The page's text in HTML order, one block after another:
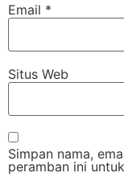
Email *
Situs Web
Simpan nama,
peramban ini